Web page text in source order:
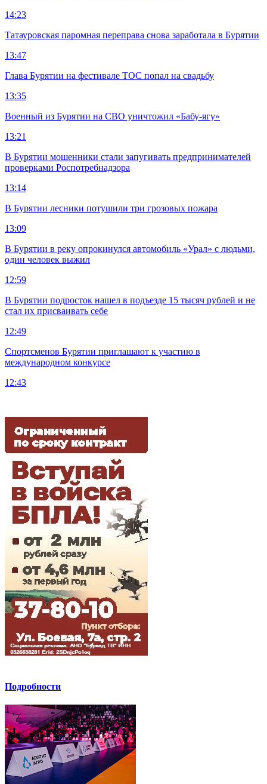
14:23
Татауровская паромная переправа снова заработала в Бурятии
13:47
Глава Бурятии на фестивале ТОС попал на свадьбу
13:35
Военный из Бурятии на СВО уничтожил «Бабу-ягу»
13:21
В Бурятии мошенники стали запугивать предпринимателей
проверками Роспотребнадзора
13:14
В Бурятии лесники потушили три грозовых пожара
13:09
В Бурятии в реку опрокинулся автомобиль «Урал» с людьми,
один человек выжил
12:59
В Бурятии подросток нашел в подъезде 15 тысяч рублей и не
стал их присваивать себе
12:49
Спортсменов Бурятии приглашают к участию в
международном конкурсе
12:43
Подробности